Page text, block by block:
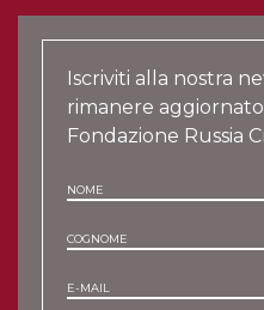
Iscriviti alla nostra
rimanere
Fondazione Russia
NOME
COGNOME
E-MAIL